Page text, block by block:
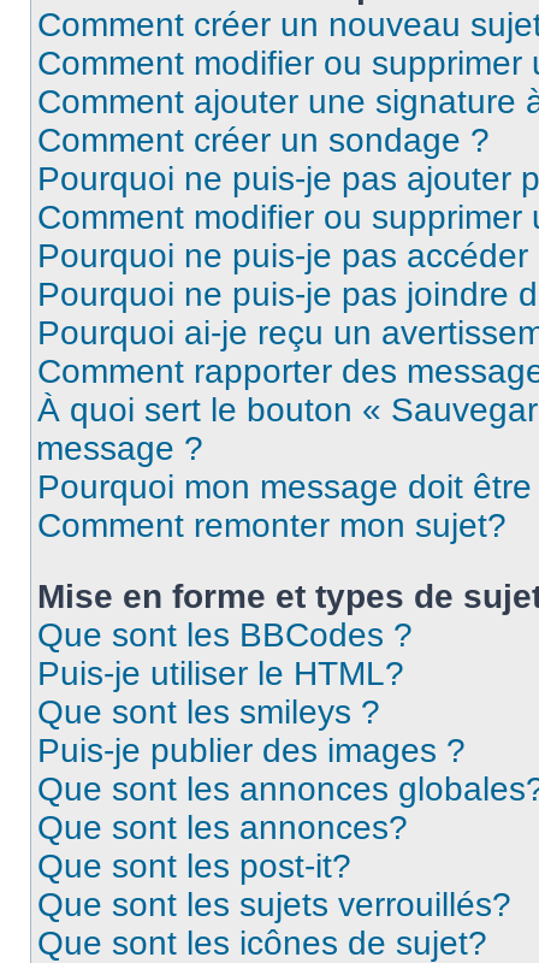
Comment créer un nouveau
Comment modifier ou supprimer
Comment ajouter une signature
Comment créer un sondage ?
Pourquoi ne puis-je pas ajouter
Comment modifier ou supprimer
Pourquoi ne puis-je pas
Pourquoi ne puis-je pas joindre
Pourquoi ai-je reçu un
Comment rapporter des
À quoi sert le bouton «
message ?
Pourquoi mon message doit
Comment remonter mon sujet?
Mise en forme et types de
Que sont les BBCodes ?
Puis-je utiliser le HTML?
Que sont les smileys ?
Puis-je publier des images ?
Que sont les annonces
Que sont les annonces?
Que sont les post-it?
Que sont les sujets verrouillés?
Que sont les icônes de sujet?